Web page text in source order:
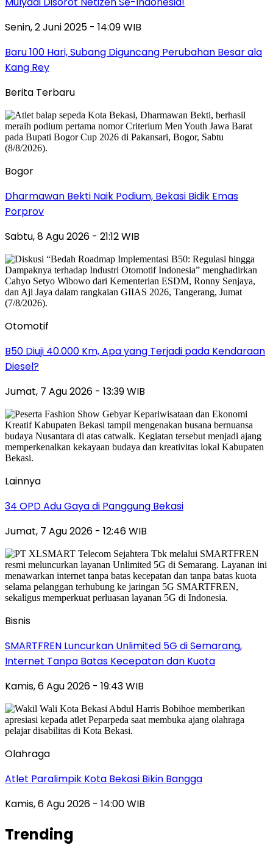
Senin, 2 Juni 2025 - 14:09 WIB
Baru 100 Hari, Subang Diguncang Perubahan Besar ala
Kang Rey
Berita Terbaru
Bogor
Dharmawan Bekti Naik Podium, Bekasi Bidik Emas
Porprov
Sabtu, 8 Agu 2026 - 21:12 WIB
Otomotif
B50 Diuji 40.000 Km, Apa yang Terjadi pada Kendaraan
Diesel?
Jumat, 7 Agu 2026 - 13:39 WIB
Lainnya
34 OPD Adu Gaya di Panggung Bekasi
Jumat, 7 Agu 2026 - 12:46 WIB
Bisnis
SMARTFREN Luncurkan Unlimited 5G di Semarang,
Internet Tanpa Batas Kecepatan dan Kuota
Kamis, 6 Agu 2026 - 19:43 WIB
Olahraga
Atlet Paralimpik Kota Bekasi Bikin Bangga
Kamis, 6 Agu 2026 - 14:00 WIB
Trending